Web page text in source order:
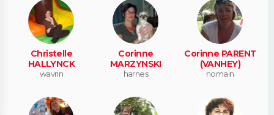
Christelle
HALLYNCK
wavrin
Corinne
MARZYNSKI
harnes
Corinne PARENT
(VANHEY)
nomain